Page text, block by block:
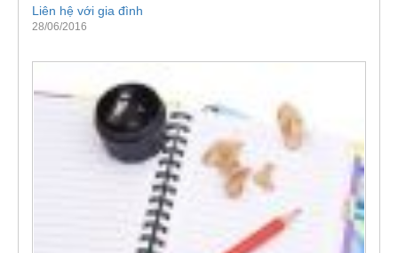
Liên hệ với gia đình
28/06/2016